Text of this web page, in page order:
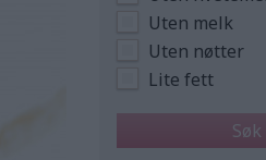
Uten melk
Uten nøtter
Lite fett